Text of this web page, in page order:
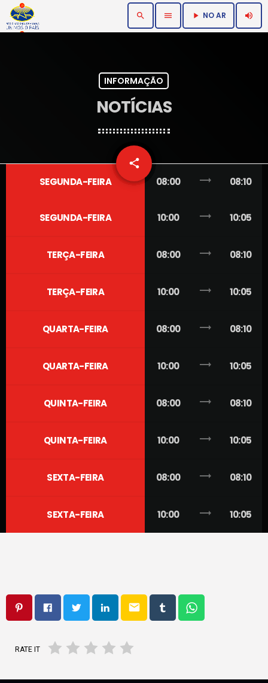
search menu play_arrow NO AR volume_up
INFORMAÇÃO
NOTÍCIAS
share
email
SEGUNDA-FEIRA
08:00 trending_flat 08:10
SEGUNDA-FEIRA 10:00 trending_flat 10:05
TERÇA-FEIRA 08:00 trending_flat 08:10
TERÇA-FEIRA 10:00 trending_flat 10:05
QUARTA-FEIRA 08:00 trending_flat 08:10
QUARTA-FEIRA 10:00 trending_flat 10:05
QUINTA-FEIRA 08:00 trending_flat 08:10
QUINTA-FEIRA 10:00 trending_flat 10:05
SEXTA-FEIRA 08:00 trending_flat 08:10
SEXTA-FEIRA 10:00 trending_flat 10:05
email
RATE IT